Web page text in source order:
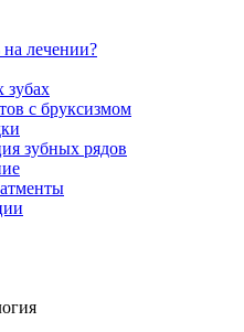
лечении?
с бруксизмом
зубных рядов